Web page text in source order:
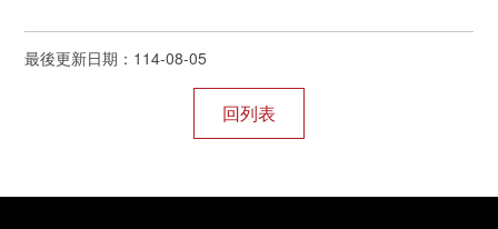
最後更新日期：114-08-05